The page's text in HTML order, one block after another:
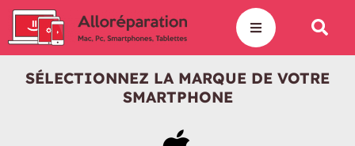
SÉLECTIONNEZ LA MARQUE DE VOTRE
SMARTPHONE